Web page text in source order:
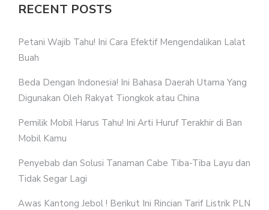
RECENT POSTS
Petani Wajib Tahu! Ini Cara Efektif Mengendalikan Lalat
Buah
Beda Dengan Indonesia! Ini Bahasa Daerah Utama Yang
Digunakan Oleh Rakyat Tiongkok atau China
Pemilik Mobil Harus Tahu! Ini Arti Huruf Terakhir di Ban
Mobil Kamu
Penyebab dan Solusi Tanaman Cabe Tiba-Tiba Layu dan
Tidak Segar Lagi
Awas Kantong Jebol ! Berikut Ini Rincian Tarif Listrik PLN